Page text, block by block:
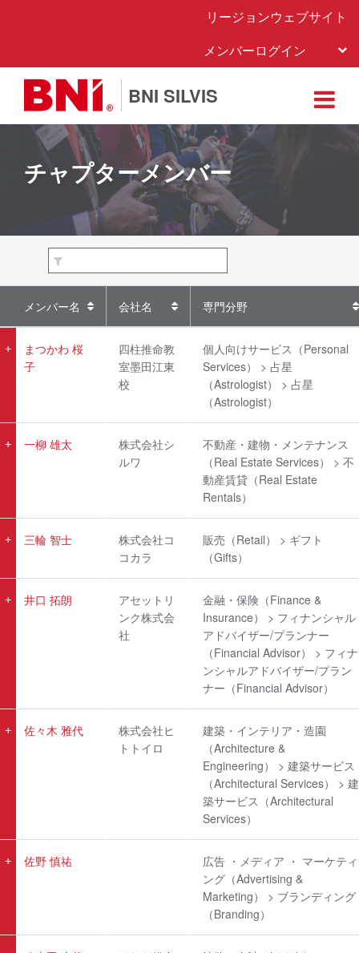
リージョンウェブサイト
メンバーログイン
BNI SILVIS
チャプターメンバー
メンバー名 会社名 専門分野
まつかわ 桜
子
四柱推命教
室墨田江東
校
個人向けサービス（Personal
Services） > 占星
（Astrologist） > 占星
（Astrologist）
一柳 雄太
株式会社シ
ルワ
不動産・建物・メンテナンス
（Real Estate Services） > 不
動産賃貸（Real Estate
Rentals）
三輪 智士
株式会社コ
コカラ
販売（Retail） > ギフト
（Gifts）
井口 拓朗
アセットリ
ンク株式会
社
金融・保険（Finance &
Insurance） > フィナンシャル
アドバイザー/プランナー
（Financial Advisor） > フィナ
ンシャルアドバイザー/プラン
ナー（Financial Advisor）
佐々木 雅代
株式会社ヒ
トトイロ
建築・インテリア・造園
（Architecture &
Engineering） > 建築サービス
（Architectural Services） > 建
築サービス（Architectural
Services）
佐野 慎祐
広告 ・メディア ・ マーケティ
ング（Advertising &
Marketing） > ブランディング
（Branding）